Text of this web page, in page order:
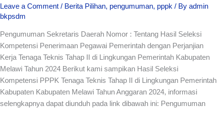
Leave a Comment / Berita Pilihan, pengumuman, pppk / By admin
bkpsdm
Pengumuman Sekretaris Daerah Nomor : Tentang Hasil Seleksi
Kompetensi Penerimaan Pegawai Pemerintah dengan Perjanjian
Kerja Tenaga Teknis Tahap II di Lingkungan Pemerintah Kabupaten
Melawi Tahun 2024 Berikut kami sampikan Hasil Seleksi
Kompetensi PPPK Tenaga Teknis Tahap II di Lingkungan Pemerintah
Kabupaten Kabupaten Melawi Tahun Anggaran 2024, informasi
selengkapnya dapat diunduh pada link dibawah ini: Pengumuman
Tahap
di
Lingkungan
Pemerintah
Kabupaten
Melawi
T.A
2024